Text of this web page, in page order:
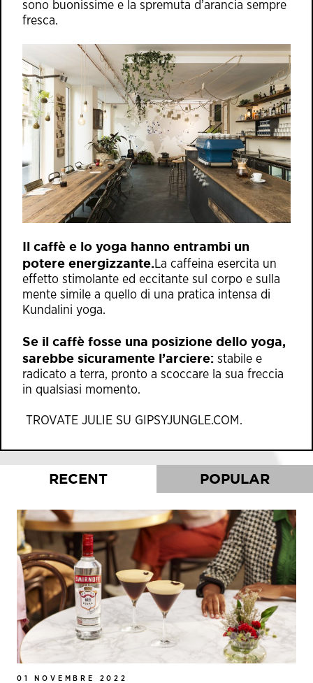
sono buonissime e la spremuta d’arancia sempre
fresca.
Il caffè e lo yoga hanno entrambi un
potere energizzante.La caffeina esercita un
effetto stimolante ed eccitante sul corpo e sulla
mente simile a quello di una pratica intensa di
Kundalini yoga.
Se il caffè fosse una posizione dello yoga,
sarebbe sicuramente l’arciere: stabile e
radicato a terra, pronto a scoccare la sua freccia
in qualsiasi momento.
TROVATE JULIE SU GIPSYJUNGLE.COM .
RECENT POPULAR
01 NOVEMBRE 2022